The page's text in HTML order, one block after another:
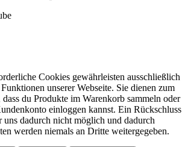
Cookies gewährleisten ausschließlich
unserer Webseite. Sie dienen zum
du Produkte im Warenkorb sammeln oder
einloggen kannst. Ein Rückschluss
uns dadurch nicht möglich und dadurch
werden niemals an Dritte weitergegeben.